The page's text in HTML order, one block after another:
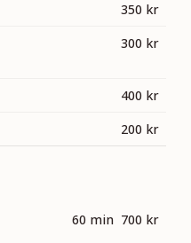
350 kr
300 kr
400 kr
200 kr
60 min 700 kr